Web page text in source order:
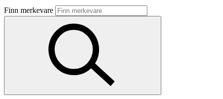
Butikker
Mat og drikke
Aktiviteter
Finn merkevare